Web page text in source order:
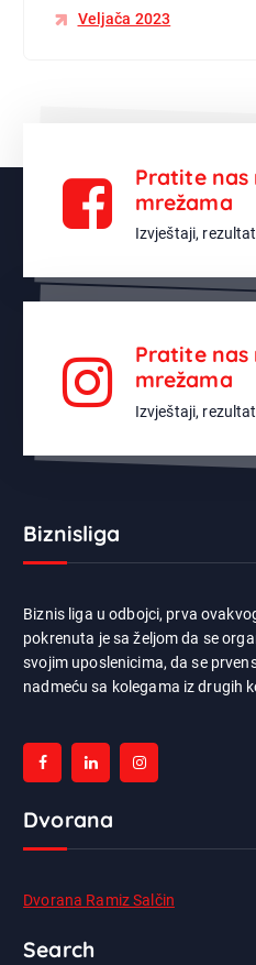
Veljača 2023
Pratite nas
mrežama
Izvještaji,
Pratite nas
mrežama
Izvještaji,
Biznisliga
Biznis liga u odbojci, prva
pokrenuta je sa željom da se
svojim uposlenicima, da se
nadmeću sa kolegama iz drugih
Dvorana
Dvorana Ramiz Salčin
Search